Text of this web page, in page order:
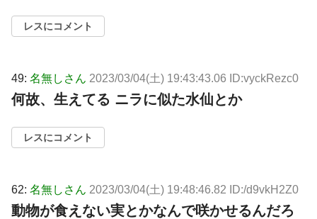
レスにコメント
49: 名無しさん 2023/03/04(土) 19:43:43.06 ID:vyckRezc0
何故、生えてる ニラに似た水仙とか
レスにコメント
62: 名無しさん 2023/03/04(土) 19:48:46.82 ID:/d9vkH2Z0
動物が食えない実とかなんで咲かせるんだろ